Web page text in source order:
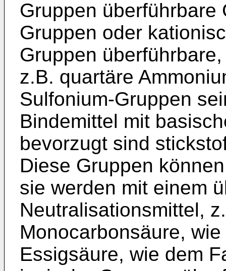
Gruppen überführbare
Gruppen oder
Gruppen
z.B. quartäre
Sulfonium-Gruppen
Bindemittel mit
bevorzugt sind
Diese Gruppen
sie werden mit einem
Neutralisationsmittel,
Monocarbonsäure,
Essigsäure, wie dem